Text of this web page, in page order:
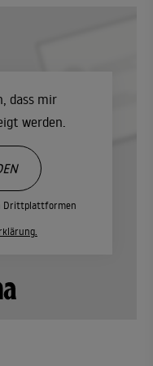
dass mir
werden.
Drittplattformen